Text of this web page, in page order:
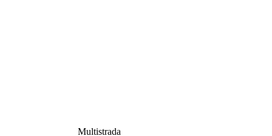
Multistrada